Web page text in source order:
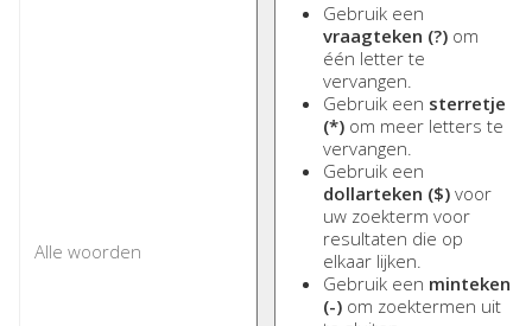
Gebruik een
vraagteken (?) om
één letter te
vervangen.
Gebruik een sterretje
(*) om meer letters te
vervangen.
Gebruik een
dollarteken ($) voor
uw zoekterm voor
resultaten die op
elkaar lijken.
Gebruik een minteken
(-) om zoektermen uit